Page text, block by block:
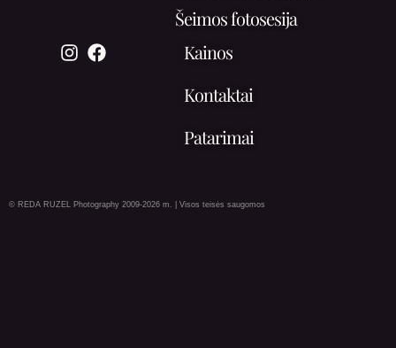
Šeimos fotosesija
Kainos
Kontaktai
Patarimai
© REDA RUZEL Photography 2009-2026 m. | Visos teisės saugomos